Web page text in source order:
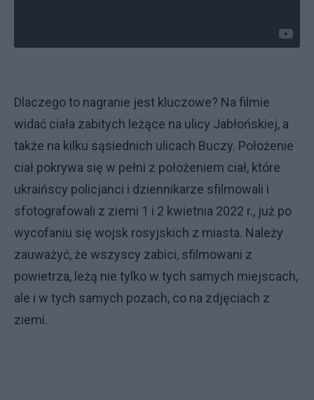
Dlaczego to nagranie jest kluczowe? Na filmie
widać ciała zabitych leżące na ulicy Jabłońskiej, a
także na kilku sąsiednich ulicach Buczy. Położenie
ciał pokrywa się w pełni z położeniem ciał, które
ukraińscy policjanci i dziennikarze sfilmowali i
sfotografowali z ziemi 1 i 2 kwietnia 2022 r., już po
wycofaniu się wojsk rosyjskich z miasta. Należy
zauważyć, że wszyscy zabici, sfilmowani z
powietrza, leżą nie tylko w tych samych miejscach,
ale i w tych samych pozach, co na zdjęciach z
ziemi.